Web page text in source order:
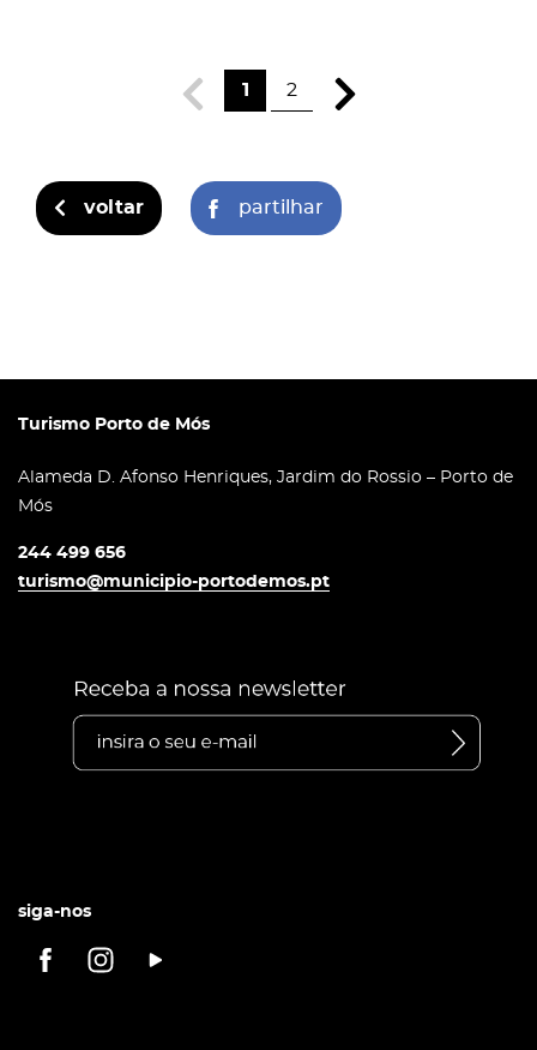
1 2
voltar partilhar
Turismo Porto de Mós
Alameda D. Afonso Henriques, Jardim do Rossio – Porto de
Mós
244 499 656
turismo@municipio-portodemos.pt
siga-nos